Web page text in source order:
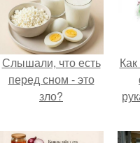
Слышали, что есть
перед сном - это
зло?